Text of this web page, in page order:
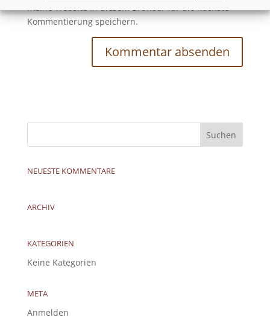
meine Website in diesem Browser für die nächste
Kommentierung speichern.
NEUESTE KOMMENTARE
ARCHIV
KATEGORIEN
Keine Kategorien
META
Anmelden